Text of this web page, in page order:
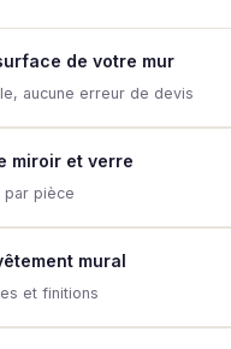
de votre mur
aucune erreur de devis
miroir et verre
par pièce
mural
et finitions